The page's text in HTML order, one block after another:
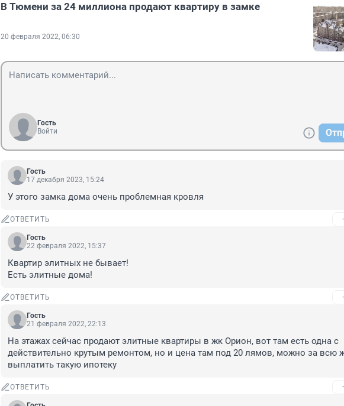
В Тюмени за 24 миллиона продают квартиру в замке
20 февраля 2022, 06:30
Гость
Войти
Гость
17 декабря 2023, 15:24
У этого замка дома очень проблемная кровля
ОТВЕТИТЬ
Гость
22 февраля 2022, 15:37
Квартир элитных не бывает!
Есть элитные дома!
ОТВЕТИТЬ
Гость
21 февраля 2022, 22:13
На этажах сейчас продают элитные квартиры в жк Орион, вот там есть одна с
действительно крутым ремонтом, но и цена там под 20 лямов, можно за всю
выплатить такую ипотеку
ОТВЕТИТЬ